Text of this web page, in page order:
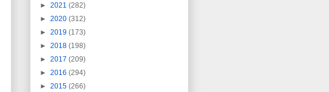
► 2021 (282)
► 2020 (312)
► 2019 (173)
► 2018 (198)
► 2017 (209)
► 2016 (294)
► 2015 (266)